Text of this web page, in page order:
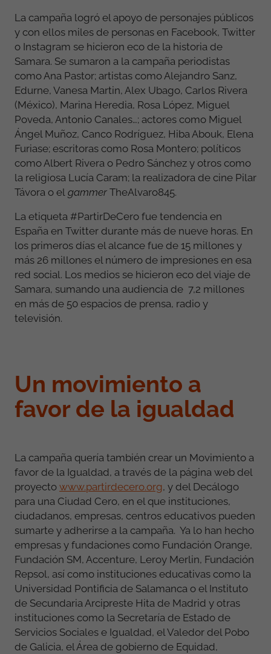
La campaña logró el apoyo de personajes públicos
y con ellos miles de personas en Facebook, Twitter
o Instagram se hicieron eco de la historia de
Samara. Se sumaron a la campaña periodistas
como Ana Pastor; artistas como Alejandro Sanz,
Edurne, Vanesa Martin, Alex Ubago, Carlos Rivera
(México), Marina Heredia, Rosa López, Miguel
Poveda, Antonio Canales…; actores como Miguel
Ángel Muñoz, Canco Rodríguez, Hiba Abouk, Elena
Furiase; escritoras como Rosa Montero; políticos
como Albert Rivera o Pedro Sánchez y otros como
la religiosa Lucía Caram; la realizadora de cine Pilar
Távora o el gammer TheAlvaro845.
La etiqueta #PartirDeCero fue tendencia en
España en Twitter durante más de nueve horas. En
los primeros días el alcance fue de 15 millones y
más 26 millones el número de impresiones en esa
red social. Los medios se hicieron eco del viaje de
Samara, sumando una audiencia de 7,2 millones
en más de 50 espacios de prensa, radio y
televisión.
Un movimiento a
favor de la igualdad
La campaña quería también crear un Movimiento a
favor de la Igualdad, a través de la página web del
proyecto www.partirdecero.org, y del Decálogo
para una Ciudad Cero, en el que instituciones,
ciudadanos, empresas, centros educativos pueden
sumarte y adherirse a la campaña. Ya lo han hecho
empresas y fundaciones como Fundación Orange,
Fundación SM, Accenture, Leroy Merlin, Fundación
Repsol, así como instituciones educativas como la
Universidad Pontificia de Salamanca o el Instituto
de Secundaria Arcipreste Hita de Madrid y otras
instituciones como la Secretaría de Estado de
Servicios Sociales e Igualdad, el Valedor del Pobo
de Galicia, el Área de gobierno de Equidad,